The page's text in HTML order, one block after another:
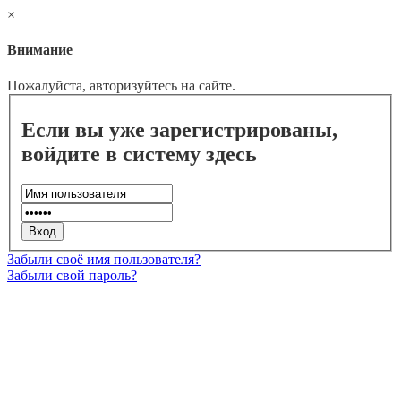
×
Внимание
Пожалуйста, авторизуйтесь на сайте.
Если вы уже зарегистрированы,
войдите в систему здесь
Забыли своё имя пользователя?
Забыли свой пароль?